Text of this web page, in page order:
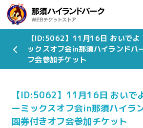
利用規約 特定
【ID:5062】11月16日 おいでよ
ックスオフ会in那須ハイランド
フ会参加チケット
【ID:5062】11月16日 おいで
ーミックスオフ会in那須ハイ
園券付きオフ会参加チケット